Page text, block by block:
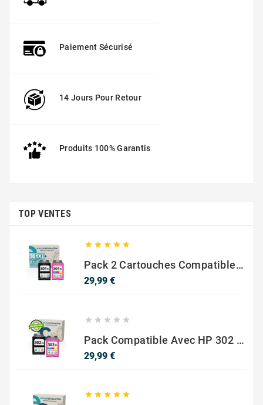
Paiement Sécurisé
14 Jours Pour Retour
Produits 100% Garantis
TOP VENTES
    
Pack 2 Cartouches Compatible Avec HP 301 XL Noir Et Couleur
29,99 €Prix
    
Pack Compatible Avec HP 302 XL Noir Et Couleur - SANS NIVEAU ENCRE
29,99 €Prix
    